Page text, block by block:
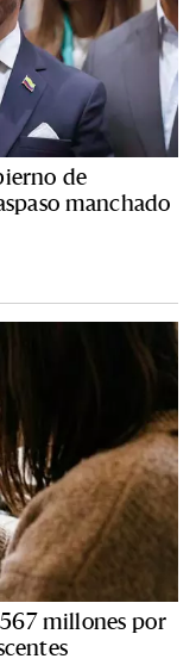
de
manchado
millones por